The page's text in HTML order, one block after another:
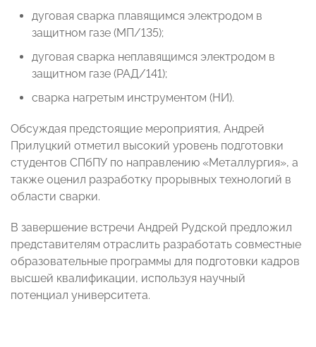
дуговая сварка плавящимся электродом в
защитном газе (МП/135);
дуговая сварка неплавящимся электродом в
защитном газе (РАД/141);
сварка нагретым инструментом (НИ).
Обсуждая предстоящие мероприятия, Андрей
Прилуцкий отметил высокий уровень подготовки
студентов СПбПУ по направлению «Металлургия», а
также оценил разработку прорывных технологий в
области сварки.
В завершение встречи Андрей Рудской предложил
представителям отраслить разработать совместные
образовательные программы для подготовки кадров
высшей квалификации, используя научный
потенциал университета.